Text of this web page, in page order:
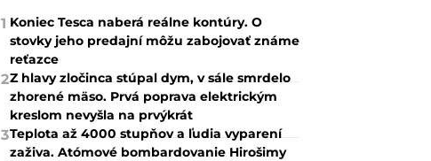
1 Koniec Tesca naberá reálne kontúry. O
stovky jeho predajní môžu zabojovať známe
reťazce
2Z hlavy zločinca stúpal dym, v sále smrdelo
zhorené mäso. Prvá poprava elektrickým
kreslom nevyšla na prvýkrát
3Teplota až 4000 stupňov a ľudia vyparení
zaživa. Atómové bombardovanie Hirošimy